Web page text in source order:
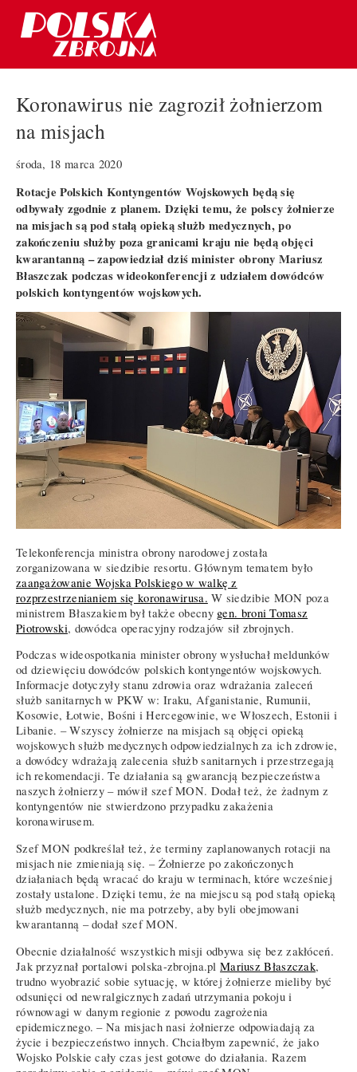
Koronawirus nie zagroził żołnierzom
na misjach
środa, 18 marca 2020
Rotacje Polskich Kontyngentów Wojskowych będą się
odbywały zgodnie z planem. Dzięki temu, że polscy żołnierze
na misjach są pod stałą opieką służb medycznych, po
zakończeniu służby poza granicami kraju nie będą objęci
kwarantanną – zapowiedział dziś minister obrony Mariusz
Błaszczak podczas wideokonferencji z udziałem dowódców
polskich kontyngentów wojskowych.
Telekonferencja ministra obrony narodowej została
zorganizowana w siedzibie resortu. Głównym tematem było
zaangażowanie Wojska Polskiego w walkę z
rozprzestrzenianiem się koronawirusa. W siedzibie MON poza
ministrem Błaszakiem był także obecny gen. broni Tomasz
Piotrowski, dowódca operacyjny rodzajów sił zbrojnych.
Podczas wideospotkania minister obrony wysłuchał meldunków
od dziewięciu dowódców polskich kontyngentów wojskowych.
Informacje dotyczyły stanu zdrowia oraz wdrażania zaleceń
służb sanitarnych w PKW w: Iraku, Afganistanie, Rumunii,
Kosowie, Łotwie, Bośni i Hercegowinie, we Włoszech, Estonii i
Libanie. – Wszyscy żołnierze na misjach są objęci opieką
wojskowych służb medycznych odpowiedzialnych za ich zdrowie,
a dowódcy wdrażają zalecenia służb sanitarnych i przestrzegają
ich rekomendacji. Te działania są gwarancją bezpieczeństwa
naszych żołnierzy – mówił szef MON. Dodał też, że żadnym z
kontyngentów nie stwierdzono przypadku zakażenia
koronawirusem.
Szef MON podkreślał też, że terminy zaplanowanych rotacji na
misjach nie zmieniają się. – Żołnierze po zakończonych
działaniach będą wracać do kraju w terminach, które wcześniej
zostały ustalone. Dzięki temu, że na miejscu są pod stałą opieką
służb medycznych, nie ma potrzeby, aby byli obejmowani
kwarantanną – dodał szef MON.
Obecnie działalność wszystkich misji odbywa się bez zakłóceń.
Jak przyznał portalowi polska-zbrojna.plMariusz Błaszczak,
trudno wyobrazić sobie sytuację, w której żołnierze mieliby być
odsunięci od newralgicznych zadań utrzymania pokoju i
równowagi w danym regionie z powodu zagrożenia
epidemicznego. – Na misjach nasi żołnierze odpowiadają za
życie i bezpieczeństwo innych. Chciałbym zapewnić, że jako
Wojsko Polskie cały czas jest gotowe do działania. Razem